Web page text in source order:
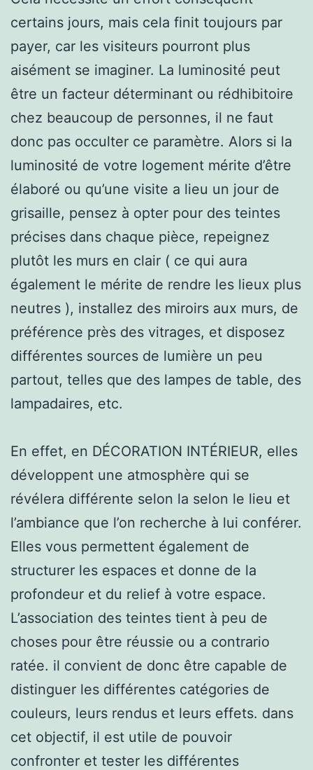
certains jours, mais cela finit toujours par
payer, car les visiteurs pourront plus
aisément se imaginer. La luminosité peut
être un facteur déterminant ou rédhibitoire
chez beaucoup de personnes, il ne faut
donc pas occulter ce paramètre. Alors si la
luminosité de votre logement mérite d’être
élaboré ou qu’une visite a lieu un jour de
grisaille, pensez à opter pour des teintes
précises dans chaque pièce, repeignez
plutôt les murs en clair ( ce qui aura
également le mérite de rendre les lieux plus
neutres ), installez des miroirs aux murs, de
préférence près des vitrages, et disposez
différentes sources de lumière un peu
partout, telles que des lampes de table, des
lampadaires, etc.
En effet, en DÉCORATION INTÉRIEUR, elles
développent une atmosphère qui se
révélera différente selon la selon le lieu et
l’ambiance que l’on recherche à lui conférer.
Elles vous permettent également de
structurer les espaces et donne de la
profondeur et du relief à votre espace.
L’association des teintes tient à peu de
choses pour être réussie ou a contrario
ratée. il convient de donc être capable de
distinguer les différentes catégories de
couleurs, leurs rendus et leurs effets. dans
cet objectif, il est utile de pouvoir
confronter et tester les différentes